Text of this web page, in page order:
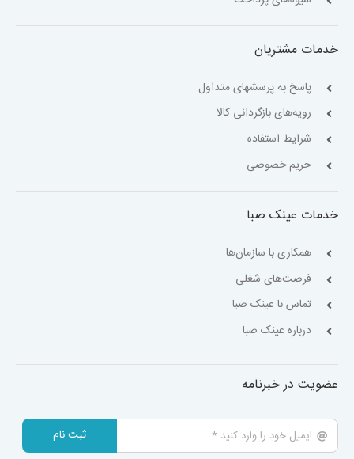
خدمات مشتریان
پاسخ به پرسشهای متداول
رویه‌های بازگردانی کالا
شرایط استفاده
حریم خصوصی
خدمات عینک صبا
همکاری با سازمان‌ها
فرصت‌های شغلی
تماس با عینک صبا
درباره عینک صبا
عضویت در خبرنامه
ثبت نام